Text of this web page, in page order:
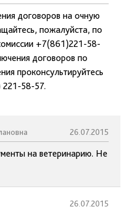
договоров на очную
пожалуйста, по
+7(861)221-58-
договоров по
проконсультируйтесь
58-57.
26.07.2015
на ветеринарию. Не
26.07.2015